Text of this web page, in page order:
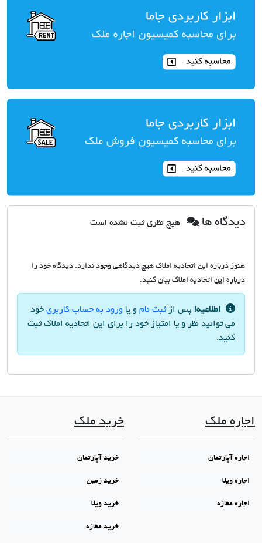
دیدگاه ها هیچ نظری ثبت نشده است
هنوز درباره این اتحادیه املاک هیچ دیدگاهی وجود ندارد. دیدگاه خود را
درباره این اتحادیه املاک بیان کنید.
اطلاعیه! پس ازثبت نام و یا ورود به حساب کاربری خود
می توانید نظر و یا امتیاز خود را برای این اتحادیه املاک ثبت
کنید.
اجاره ملک
اجاره آپارتمان
اجاره ویلا
اجاره مغازه
خرید ملک
خرید آپارتمان
خرید زمین
خرید ویلا
خرید مغازه